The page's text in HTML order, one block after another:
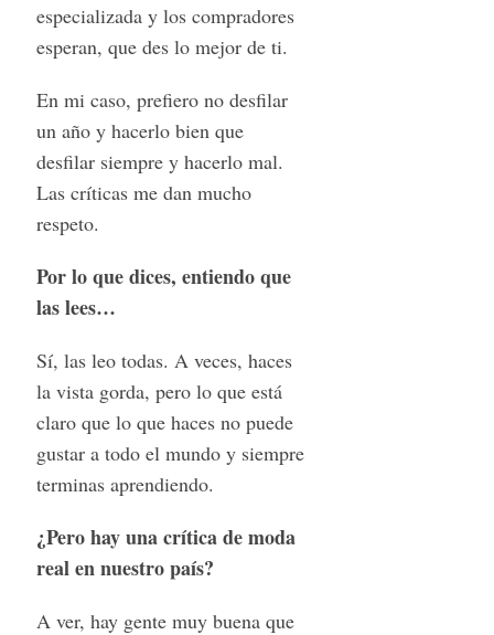
especializada y los compradores
esperan, que des lo mejor de ti.
En mi caso, prefiero no desfilar
un año y hacerlo bien que
desfilar siempre y hacerlo mal.
Las críticas me dan mucho
respeto.
Por lo que dices, entiendo que
las lees…
Sí, las leo todas. A veces, haces
la vista gorda, pero lo que está
claro que lo que haces no puede
gustar a todo el mundo y siempre
terminas aprendiendo.
¿Pero hay una crítica de moda
real en nuestro país?
A ver, hay gente muy buena que